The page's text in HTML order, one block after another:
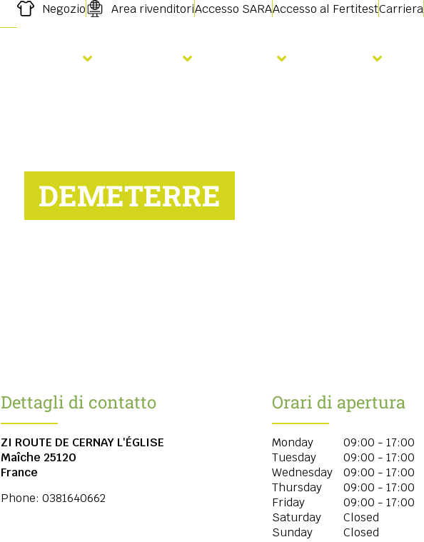
Negozio Area rivenditoriAccesso SARAAccesso al FertitestCarriera
DEMETERRE
Dettagli di contatto
ZI ROUTE DE CERNAY L'ÉGLISE
Maîche 25120
France
Phone: 0381640662
Orari di apertura
Monday
09:00 - 17:00
Tuesday
09:00 - 17:00
Wednesday
09:00 - 17:00
Thursday
09:00 - 17:00
Friday
09:00 - 17:00
Saturday
Closed
Sunday
Closed